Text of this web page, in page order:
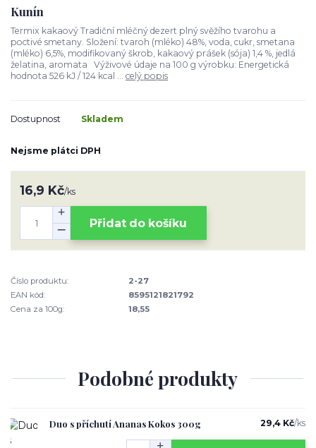
Kunín
Termix kakaový Tradiční mléčný dezert plný svěžího tvarohu a
poctivé smetany. Složení: tvaroh (mléko) 48%, voda, cukr, smetana
(mléko) 6,5%, modifikovaný škrob, kakaový prášek (sója) 1,4 %, jedlá
želatina, aromata Výživové údaje na 100 g výrobku: Energetická
hodnota 526 kJ / 124 kcal ... celý popis
Dostupnost Skladem
Nejsme plátci DPH
16,9 Kč/ks
Přidat do košíku
Číslo produktu:
2-27
EAN kód:
8595121821792
Cena za 100g:
18,55
Podobné produkty
Duo s příchutí Ananas Kokos 300g 29,4 Kč/ks